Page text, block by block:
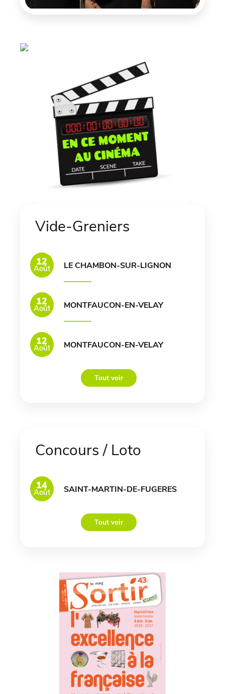
Vide-Greniers
12
Août LE CHAMBON-SUR-LIGNON
12
Août MONTFAUCON-EN-VELAY
12
Août MONTFAUCON-EN-VELAY
Tout voir
Concours / Loto
14
Août SAINT-MARTIN-DE-FUGERES
Tout voir